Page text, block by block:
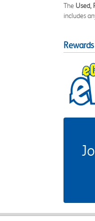
The Used,
includes